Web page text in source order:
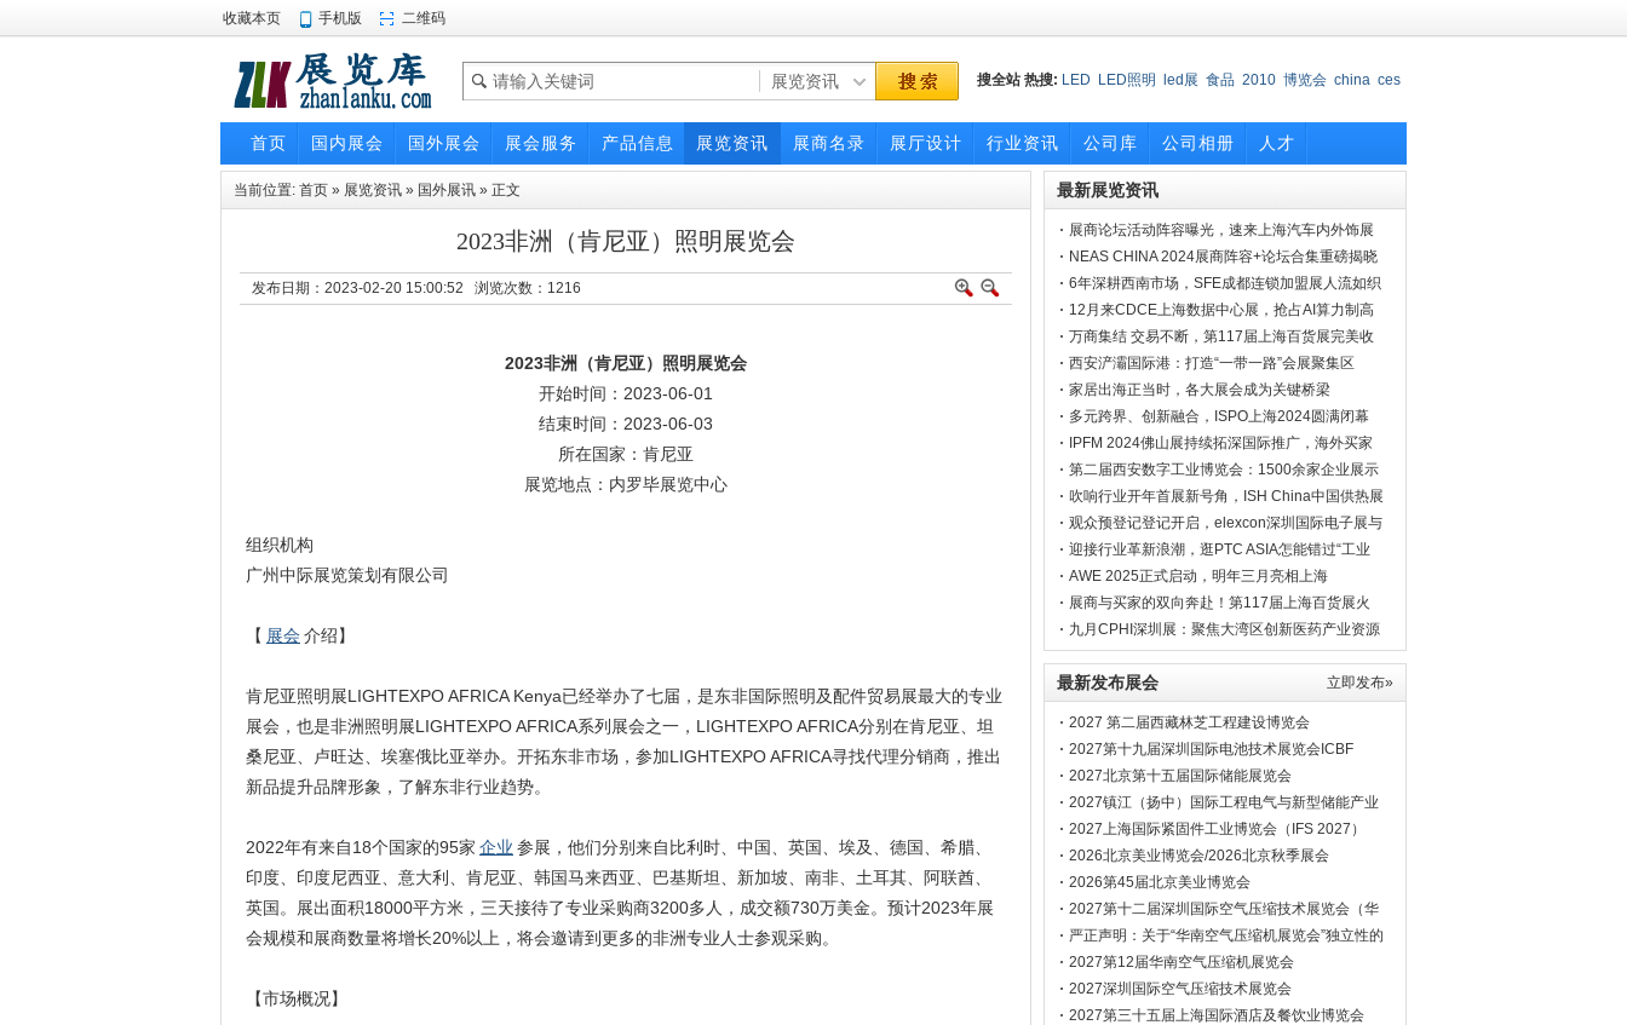
收藏本页 手机版 二维码
搜全站 热搜: LED LED照明 led展 食品 2010 博览会 china ces
首页 国内展会 国外展会 展会服务 产品信息 展览资讯 展商名录 展厅设计 行业资讯 公司库 公司相册 人才
当前位置: 首页 » 展览资讯 » 国外展讯 » 正文
2023非洲（肯尼亚）照明展览会
发布日期：2023-02-20 15:00:52 浏览次数： 1216
2023非洲（肯尼亚）照明展览会
开始时间：2023-06-01
结束时间：2023-06-03
所在国家：肯尼亚
展览地点：内罗毕展览中心
组织机构
广州中际展览策划有限公司
【 展会介绍】
肯尼亚照明展LIGHTEXPO AFRICA Kenya已经举办了七届，是东非国际照明及配件贸易展最大的专业
展会，也是非洲照明展LIGHTEXPO AFRICA系列展会之一，LIGHTEXPO AFRICA分别在肯尼亚、坦
桑尼亚、卢旺达、埃塞俄比亚举办。开拓东非市场，参加LIGHTEXPO AFRICA寻找代理分销商，推出
新品提升品牌形象，了解东非行业趋势。
2022年有来自18个国家的95家 企业 参展，他们分别来自比利时、中国、英国、埃及、德国、希腊、
印度、印度尼西亚、意大利、肯尼亚、韩国马来西亚、巴基斯坦、新加坡、南非、土耳其、阿联酋、
英国。展出面积18000平方米，三天接待了专业采购商3200多人，成交额730万美金。预计2023年展
会规模和展商数量将增长20%以上，将会邀请到更多的非洲专业人士参观采购。
【市场概况】
最新展览资讯
展商论坛活动阵容曝光，速来上海汽车内外饰展
一探究竟
NEAS CHINA 2024展商阵容+论坛合集重磅揭晓
6年深耕西南市场，SFE成都连锁加盟展人流如织
12月来CDCE上海数据中心展，抢占AI算力制高
点
万商集结 交易不断，第117届上海百货展完美收
官
西安浐灞国际港：打造“一带一路”会展聚集区
家居出海正当时，各大展会成为关键桥梁
多元跨界、创新融合，ISPO上海2024圆满闭幕
IPFM 2024佛山展持续拓深国际推广，海外买家
邀约
第二届西安数字工业博览会：1500余家企业展示
硬实力
吹响行业开年首展新号角，ISH China中国供热展
定档二月
观众预登记登记开启，elexcon深圳国际电子展与
您8月相见
迎接行业革新浪潮，逛PTC ASIA怎能错过“工业
湾”？
AWE 2025正式启动，明年三月亮相上海
展商与买家的双向奔赴！第117届上海百货展火
热进行中
九月CPHI深圳展：聚焦大湾区创新医药产业资源
立即发布»
最新发布展会
2027 第二届西藏林芝工程建设博览会
2027第十九届深圳国际电池技术展览会ICBF
2027北京第十五届国际储能展览会
2027镇江（扬中）国际工程电气与新型储能产业
博览会
2027上海国际紧固件工业博览会（IFS 2027）
2026北京美业博览会/2026北京秋季展会
2026第45届北京美业博览会
2027第十二届深圳国际空气压缩技术展览会（华
南空压机展会）
严正声明：关于“华南空气压缩机展览会”独立性的
声明
2027第12届华南空气压缩机展览会
2027深圳国际空气压缩技术展览会
2027第三十五届上海国际酒店及餐饮业博览会